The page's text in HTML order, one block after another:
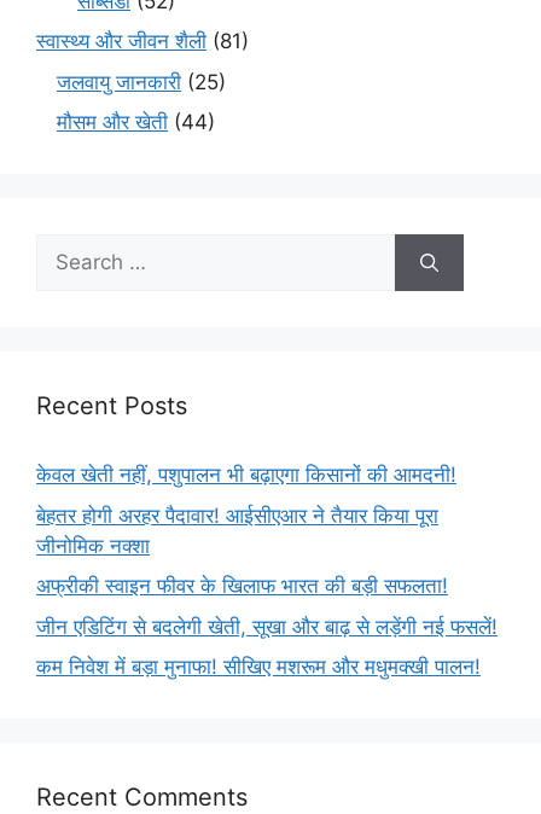
स्वास्थ्य और जीवन शैली (81)
जलवायु जानकारी (25)
मौसम और खेती (44)
Recent Posts
केवल खेती नहीं, पशुपालन भी बढ़ाएगा किसानों की आमदनी!
बेहतर होगी अरहर पैदावार! आईसीएआर ने तैयार किया पूरा
जीनोमिक नक्शा
अफ्रीकी स्वाइन फीवर के खिलाफ भारत की बड़ी सफलता!
जीन एडिटिंग से बदलेगी खेती, सूखा और बाढ़ से लड़ेंगी नई फसलें!
कम निवेश में बड़ा मुनाफा! सीखिए मशरूम और मधुमक्खी पालन!
Recent Comments